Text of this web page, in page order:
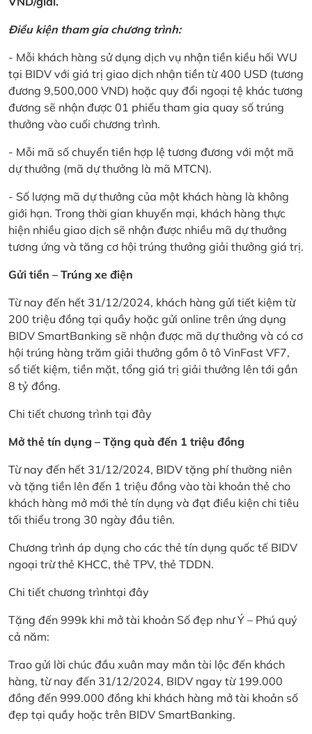
Điều kiện tham gia chương trình:
- Mỗi khách hàng sử dụng dịch vụ nhận tiền kiều hối WU
tại BIDV với giá trị giao dịch nhận tiền từ 400 USD (tương
đương 9,500,000 VND) hoặc quy đổi ngoại tệ khác tương
đương sẽ nhận được 01 phiếu tham gia quay số trúng
thưởng vào cuối chương trình.
- Mỗi mã số chuyển tiền hợp lệ tương đương với một mã
dự thưởng (mã dự thưởng là mã MTCN).
- Số lượng mã dự thưởng của một khách hàng là không
giới hạn. Trong thời gian khuyến mại, khách hàng thực
hiện nhiều giao dịch sẽ nhận được nhiều mã dự thưởng
tương ứng và tăng cơ hội trúng thưởng giải thưởng giá trị.
Gửi tiền – Trúng xe điện
Từ nay đến hết 31/12/2024, khách hàng gửi tiết kiệm từ
200 triệu đồng tại quầy hoặc gửi online trên ứng dụng
BIDV SmartBanking sẽ nhận được mã dự thưởng và có cơ
hội trúng hàng trăm giải thưởng gồm ô tô VinFast VF7,
sổ tiết kiệm, tiền mặt, tổng giá trị giải thưởng lên tới gần
8 tỷ đồng.
Chi tiết chương trình tại đây
Mở thẻ tín dụng – Tặng quà đến 1 triệu đồng
Từ nay đến hết 31/12/2024, BIDV tặng phí thường niên
và tặng tiền lên đến 1 triệu đồng vào tài khoản thẻ cho
khách hàng mở mới thẻ tín dụng và đạt điều kiện chi tiêu
tối thiểu trong 30 ngày đầu tiên.
Chương trình áp dụng cho các thẻ tín dụng quốc tế BIDV
ngoại trừ thẻ KHCC, thẻ TPV, thẻ TDDN.
Chi tiết chương trìnhtại đây
Tặng đến 999k khi mở tài khoản Số đẹp như Ý – Phú quý
cả năm:
Trao gửi lời chúc đầu xuân may mắn tài lộc đến khách
hàng, từ nay đến 31/12/2024, BIDV ngay từ 199.000
đồng đến 999.000 đồng khi khách hàng mở tài khoản số
đẹp tại quầy hoặc trên BIDV SmartBanking.